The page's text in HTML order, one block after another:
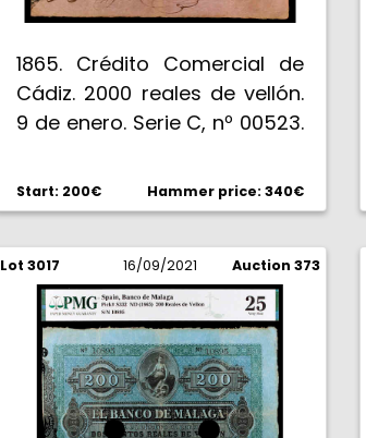
1865. Crédito Comercial de
Cádiz. 2000 reales de vellón.
9 de enero. Serie C, nº 00523.
manuscritas. 4 pequeños
taladros. Encapsulados por
PMG como Very Fine 25. Raro.
MBC.
Start: 200€ Hammer price: 340€
Lot 3017 16/09/2021 Auction 373